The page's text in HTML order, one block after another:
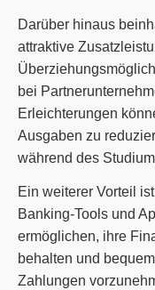
Darüber hinaus
attraktive
bei
Erleichterungen
Ausgaben zu
während des
Ein weiterer Vorteil
Banking-Tools und
ermöglichen, ihre
behalten und
Zahlungen